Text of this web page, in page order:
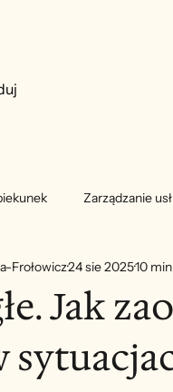
Zarządzanie
Jak
Frołowicz24 sie 202510